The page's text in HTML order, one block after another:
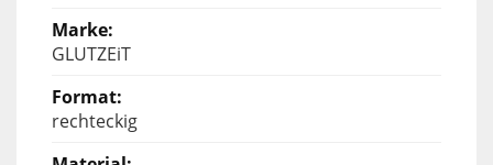
GLUTZEiT
rechteckig